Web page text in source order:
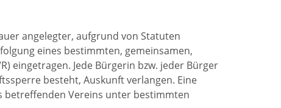
angelegter, aufgrund von Statuten
eines bestimmten, gemeinsamen,
eingetragen. Jede Bürgerin bzw. jeder Bürger
besteht, Auskunft verlangen. Eine
Vereins unter bestimmten